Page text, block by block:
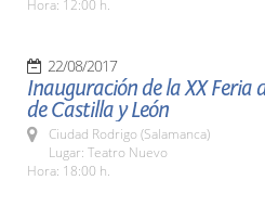
Hora: 12:00 h.
22/08/2017
Inauguración de la XX Feria
de Castilla y León
Ciudad Rodrigo (Salamanca)
Lugar: Teatro Nuevo
Hora: 18:00 h.